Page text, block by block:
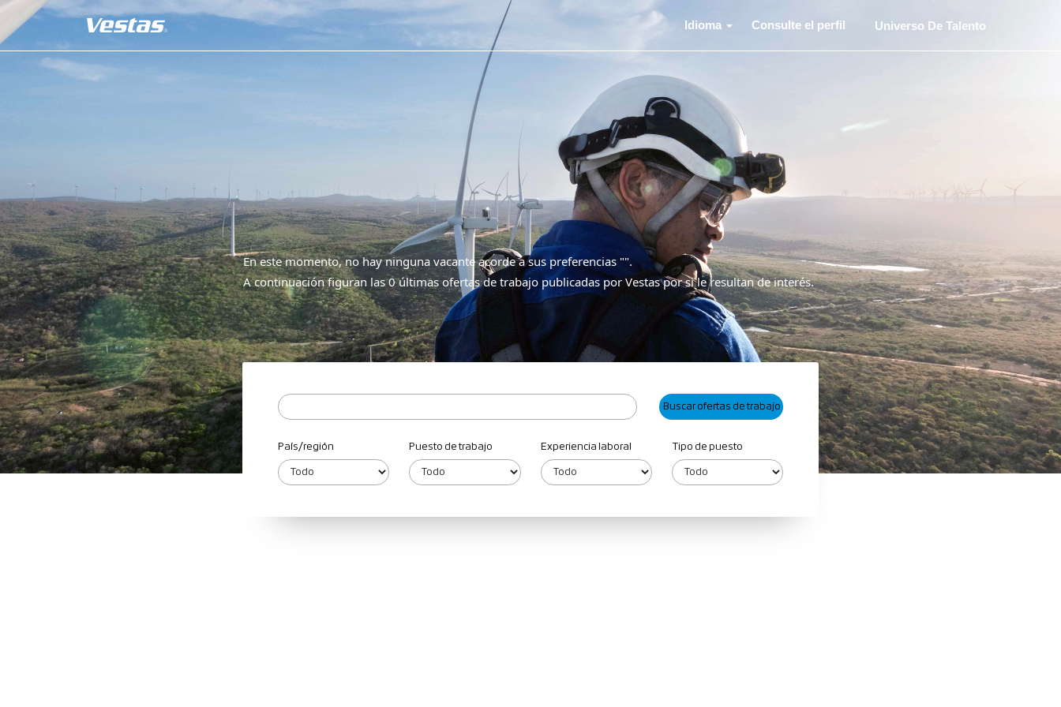
Idioma Consulte el perfil Universo De Talento
En este momento, no hay ninguna vacante acorde a sus preferencias "".
A continuación figuran las 0 últimas ofertas de trabajo publicadas por Vestas por si le resultan de interés.
País/región Puesto de trabajo Experiencia laboral Tipo de puesto